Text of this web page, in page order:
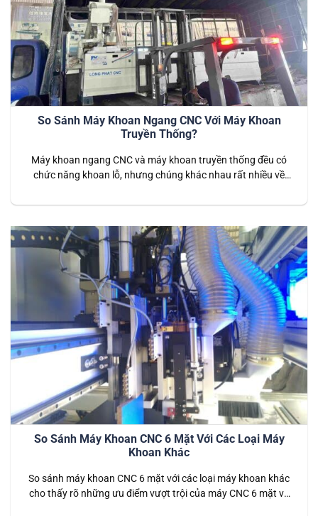
So Sánh Máy Khoan Ngang CNC Với Máy Khoan
Truyền Thống?
Máy khoan ngang CNC và máy khoan truyền thống đều có
chức năng khoan lỗ, nhưng chúng khác nhau rất nhiều về
khoan ngang CNC và máy khoan truyền thống, nêu bật sự
So Sánh Máy Khoan CNC 6 Mặt Với Các Loại Máy
Khoan Khác
So sánh máy khoan CNC 6 mặt với các loại máy khoan khác
cho thấy rõ những ưu điểm vượt trội của máy CNC 6 mặt về